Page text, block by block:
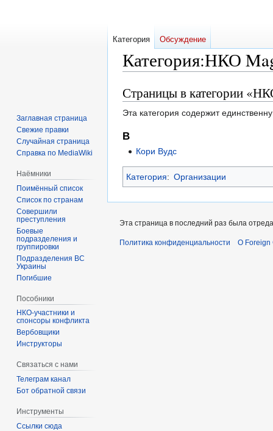
Категория:НКО
Перейти
к
навигации
Перейти
к
поиску
Страницы в категории
Эта категория содержит
В
Кори Вудс
Категория: Организации
Категория Обсуждение
Заглавная страница
Свежие правки
Случайная страница
Справка по MediaWiki
Наёмники
Поимённый список
Список по странам
Совершили
преступления
Боевые
подразделения и
группировки
Подразделения ВС
Украины
Погибшие
Пособники
спонсоры конфликта
‏‎Вербовщики
Инструкторы
Связаться с нами
Телеграм канал
Бот обратной связи
Инструменты
Ссылки сюда
Эта страница в последний раз была
Политика конфиденциальности О Foreign